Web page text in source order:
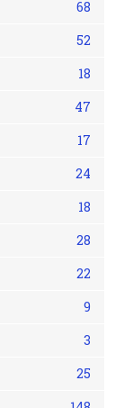
68
52
18
47
17
24
18
28
22
9
3
25